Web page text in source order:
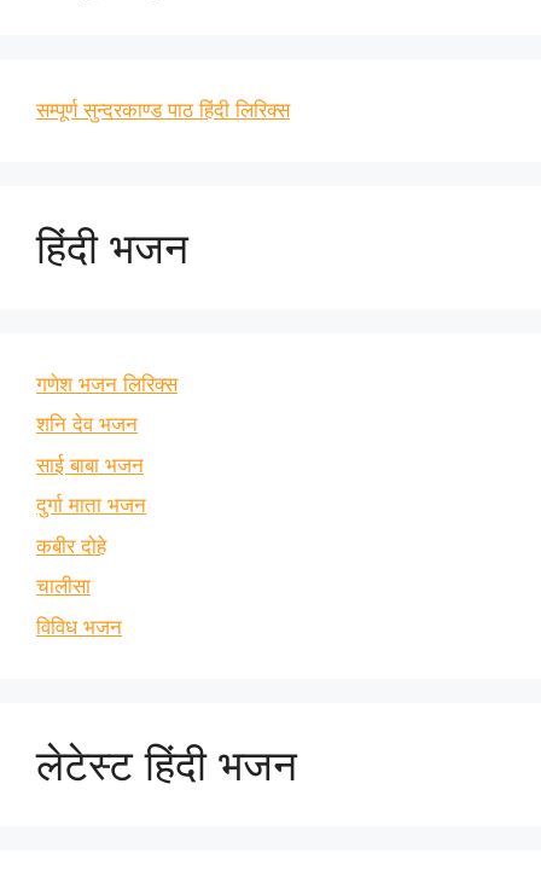
सम्पूर्ण सुन्दरकाण्ड पाठ हिंदी लिरिक्स
हिंदी भजन
गणेश भजन लिरिक्स
शनि देव भजन
साई बाबा भजन
दुर्गा माता भजन
कबीर दोहे
चालीसा
विविध भजन
लेटेस्ट हिंदी भजन